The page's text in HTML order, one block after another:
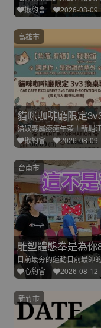
揪約會
2026-08-09
貓咪咖啡廳限定
貓奴專屬療癒午茶！新堀
揪約會
2026-08-09
高雄市
雕塑體態拳是為你
目前最夯的運動目前最帥
心約會
2026-08-12
台南市
新竹市